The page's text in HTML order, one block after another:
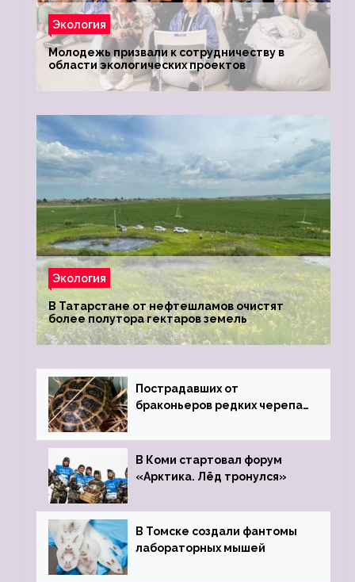
Экология
Молодежь призвали к сотрудничеству в
области экологических проектов
Экология
В Татарстане от нефтешламов очистят
более полутора гектаров земель
Пострадавших от
браконьеров редких черепах
зоопарк
В Коми стартовал форум
«Арктика. Лёд тронулся»
В Томске создали фантомы
лабораторных мышей